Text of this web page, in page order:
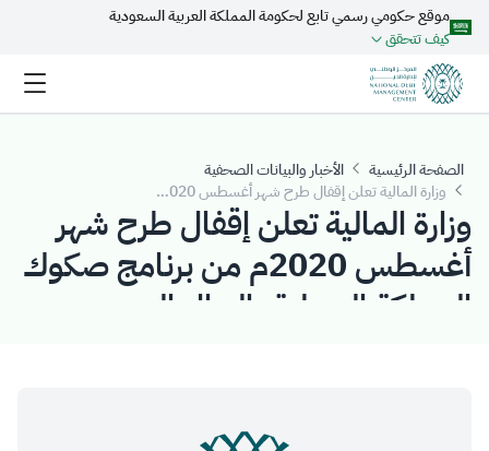
تخطي إلى المحتوى الرئيسي
موقع حكومي رسمي تابع لحكومة المملكة العربية السعودية
كيف تتحقق
الصفحة الرئيسية
الأخبار والبيانات الصحفية
وزارة المالية تعلن إقفال طرح شهر أغسطس 2020م من برنامج صكوك المملكة المحلية بالريال السعودي
وزارة المالية تعلن إقفال طرح شهر
أغسطس 2020م من برنامج صكوك
المملكة المحلية بالريال السعودي